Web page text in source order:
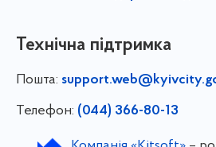
Технічна підтримка
Пошта:
Телефон: (044) 366-80-13